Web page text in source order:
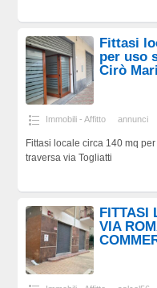
Fittasi
per uso
Cirò
Immobili - Affitto annunci
Fittasi locale circa 140 mq
traversa via Togliatti
FITTASI
VIA